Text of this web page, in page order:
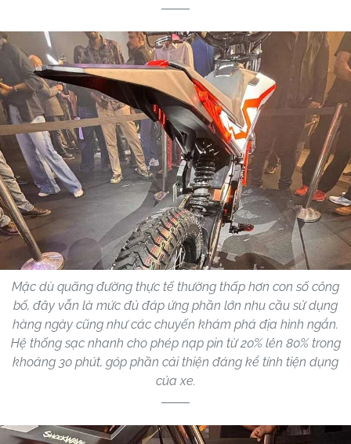
Mặc dù quãng đường thực tế thường thấp hơn con số công
bố, đây vẫn là mức đủ đáp ứng phần lớn nhu cầu sử dụng
hàng ngày cũng như các chuyến khám phá địa hình ngắn.
Hệ thống sạc nhanh cho phép nạp pin từ 20% lên 80% trong
khoảng 30 phút, góp phần cải thiện đáng kể tính tiện dụng
của xe.